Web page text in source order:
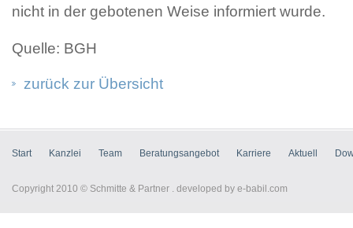
nicht in der gebotenen Weise informiert wurde.
Quelle: BGH
zurück zur Übersicht
Start Kanzlei Team Beratungsangebot Karriere Aktuell
Copyright 2010 © Schmitte & Partner . developed by e-babil.com